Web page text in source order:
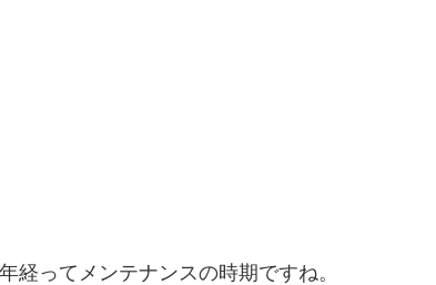
経ってメンテナンスの時期ですね。